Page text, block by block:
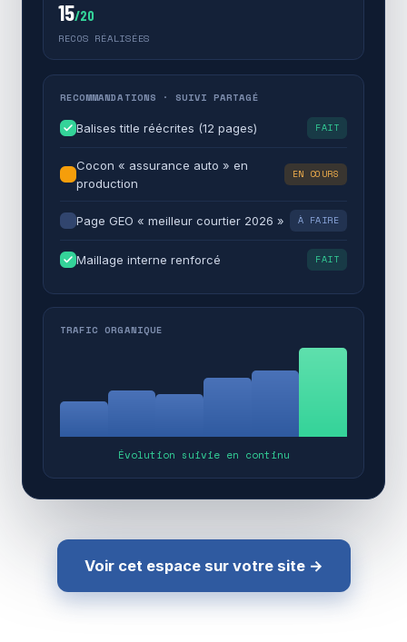
15/20
RECOS RÉALISÉES
RECOMMANDATIONS · SUIVI PARTAGÉ
Balises title réécrites (12 pages) FAIT
Cocon « assurance auto » en
production
EN COURS
Page GEO « meilleur courtier 2026 » À FAIRE
Maillage interne renforcé FAIT
TRAFIC ORGANIQUE
Évolution suivie en continu
Voir cet espace sur votre site →